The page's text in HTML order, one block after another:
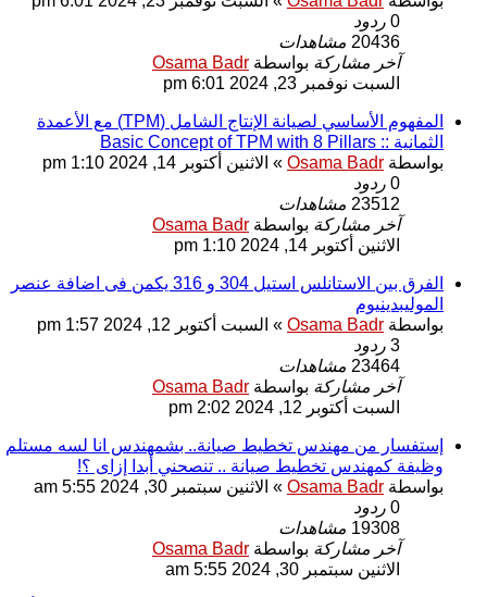
0 ردود
20436 مشاهدات
آخر مشاركة بواسطة Osama Badr
السبت نوفمبر 23, 2024 6:01 pm
المفهوم الأساسي لصيانة الإنتاج الشامل (TPM) مع الأعمدة
الثمانية :: Basic Concept of TPM with 8 Pillars
بواسطة Osama Badr
» الاثنين أكتوبر 14, 2024 1:10 pm
0 ردود
23512 مشاهدات
آخر مشاركة بواسطة Osama Badr
الاثنين أكتوبر 14, 2024 1:10 pm
الفرق بين الاستانلس استيل 304 و 316 يكمن فى اضافة عنصر
الموليبدينيوم
بواسطة Osama Badr
» السبت أكتوبر 12, 2024 1:57 pm
3 ردود
23464 مشاهدات
آخر مشاركة بواسطة Osama Badr
السبت أكتوبر 12, 2024 2:02 pm
إستفسار من مهندس تخطيط صيانة.. بشمهندس انا لسه مستلم
وظيفة كمهندس تخطيط صيانة .. تنصحني أبدا إزاى ؟!
بواسطة Osama Badr
» الاثنين سبتمبر 30, 2024 5:55 am
0 ردود
19308 مشاهدات
آخر مشاركة بواسطة Osama Badr
الاثنين سبتمبر 30, 2024 5:55 am